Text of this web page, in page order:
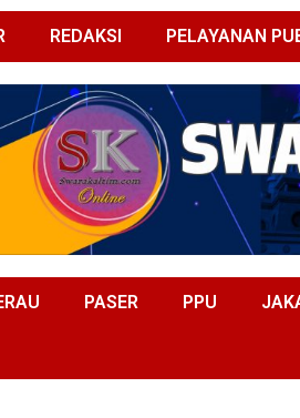
REDAKSI PELAYANAN
PASER PPU